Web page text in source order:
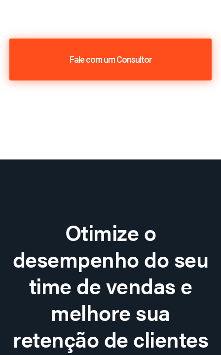
Fale com um Consultor
Otimize o
desempenho do seu
time de vendas e
melhore sua
retenção de clientes